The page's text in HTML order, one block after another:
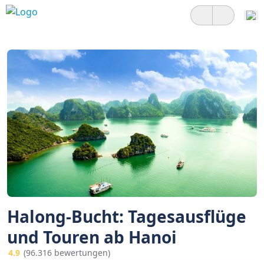
Halong-Bucht: Tagesausflüge
und Touren ab Hanoi
4.9 (96.316 bewertungen)